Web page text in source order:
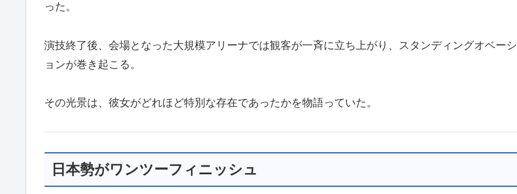
った。
演技終了後、会場となった大規模アリーナでは観客が一斉に立ち上がり、スタンディングオベーシ
ョンが巻き起こる。
その光景は、彼女がどれほど特別な存在であったかを物語っていた。
日本勢がワンツーフィニッシュ